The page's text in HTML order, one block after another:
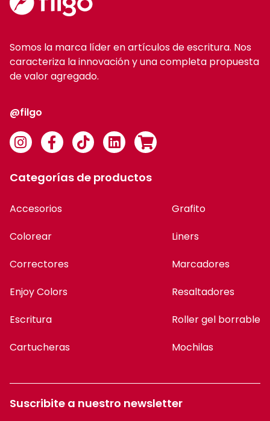
Somos la marca líder en artículos de escritura. Nos
caracteriza la innovación y una completa propuesta
de valor agregado.
@filgo
Categorías de productos
Accesorios
Colorear
Correctores
Enjoy Colors
Escritura
Cartucheras
Grafito
Liners
Marcadores
Resaltadores
Roller gel borrable
Mochilas
Suscribite a nuestro newsletter